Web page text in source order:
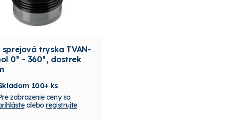
sprejová tryska TVAN-
0° - 360°, dostrek
100+ ks
zobrazenie ceny sa
aleboregistrujte